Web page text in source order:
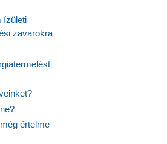
ízületi
zavarokra
értelme